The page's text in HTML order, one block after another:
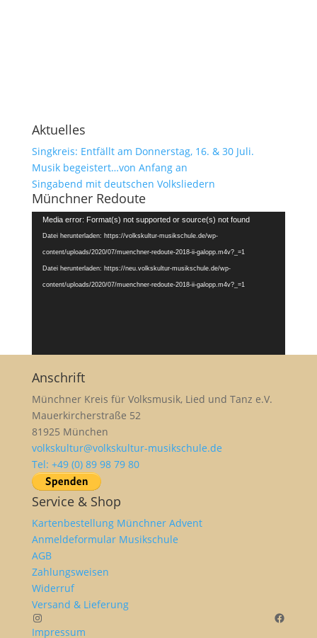
Aktuelles
Singkreis: Entfällt am Donnerstag, 16. & 30 Juli.
Musik begeistert…von Anfang an
Singabend mit deutschen Volksliedern
Münchner Redoute
Video-
Player
Media error: Format(s) not supported or source(s) not found
Datei herunterladen: https://volkskultur-musikschule.de/wp-
content/uploads/2020/07/muenchner-redoute-2018-ii-galopp.m4v?_=1
Datei herunterladen: https://neu.volkskultur-musikschule.de/wp-
content/uploads/2020/07/muenchner-redoute-2018-ii-galopp.m4v?_=1
Anschrift
Münchner Kreis für Volksmusik, Lied und Tanz e.V.
Mauerkircherstraße 52
81925 München
volkskultur@volkskultur-musikschule.de
Tel: +49 (0) 89 98 79 80
Service & Shop
Kartenbestellung Münchner Advent
Anmeldeformular Musikschule
AGB
Zahlungsweisen
Widerruf
Versand & Lieferung
Instagram
Impressum